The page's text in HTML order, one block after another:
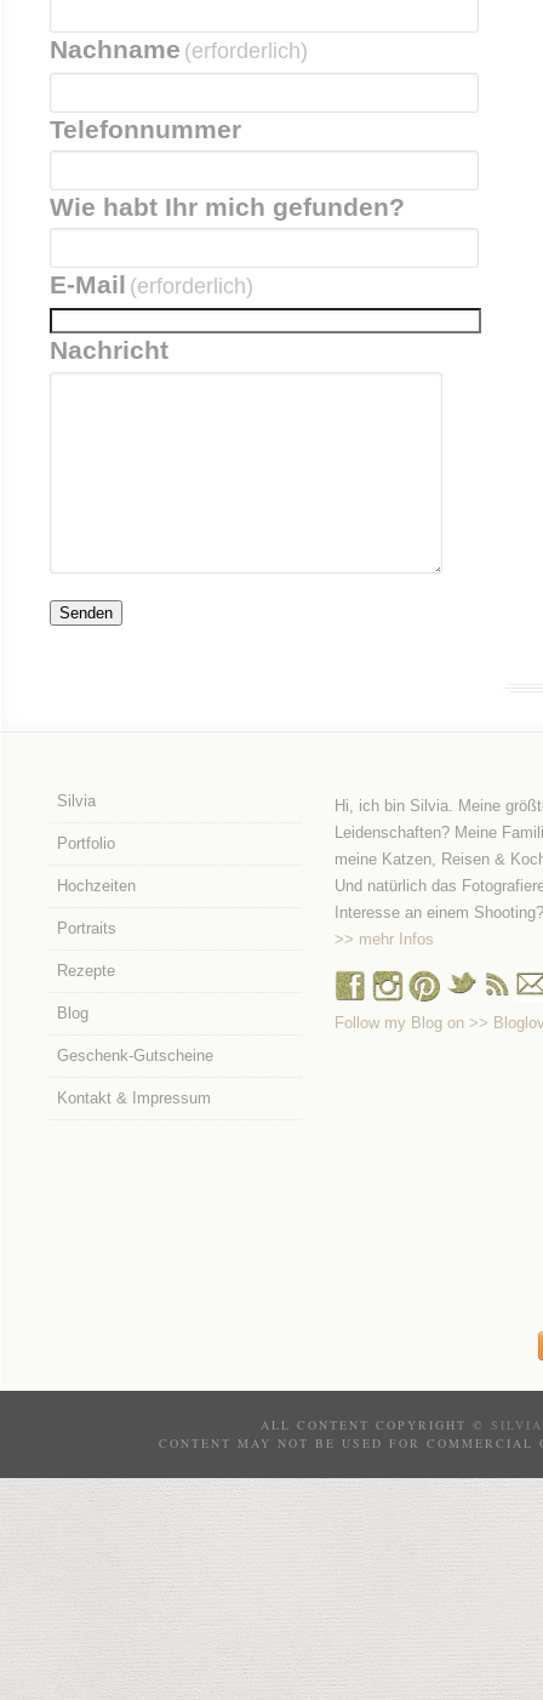
Nachname (erforderlich)
Telefonnummer
Wie habt Ihr mich gefunden?
E-Mail (erforderlich)
Nachricht
Senden
Silvia
Portfolio
Hochzeiten
Portraits
Rezepte
Blog
Geschenk-Gutscheine
Kontakt & Impressum
Hi, ich bin Silvia. Meine
Leidenschaften? Meine
meine Katzen, Reisen &
Und natürlich das
Interesse an einem Shooting?
>> mehr Infos
Follow my Blog on >>
ALL CONTENT COPYRIGHT ©
CONTENT MAY NOT BE USED FOR COMMERCIAL